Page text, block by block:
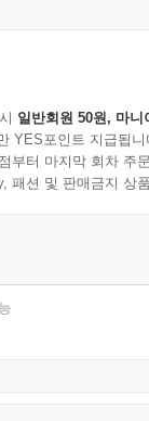
일반회원 50원, 마니
YES포인트 지급됩니
부터 마지막 회차 주
패션 및 판매금지 상